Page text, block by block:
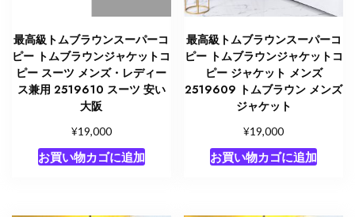
最高級トムブラウンスーパーコ
ピー トムブラウンジャケットコ
ピー スーツ メンズ・レディー
ス兼用 2519610 スーツ 安い
大阪
¥19,000
お買い物カゴに追加
最高級トムブラウンスーパーコ
ピー トムブラウンジャケットコ
ピー ジャケット メンズ
2519609 トムブラウン メンズ
ジャケット
¥19,000
お買い物カゴに追加